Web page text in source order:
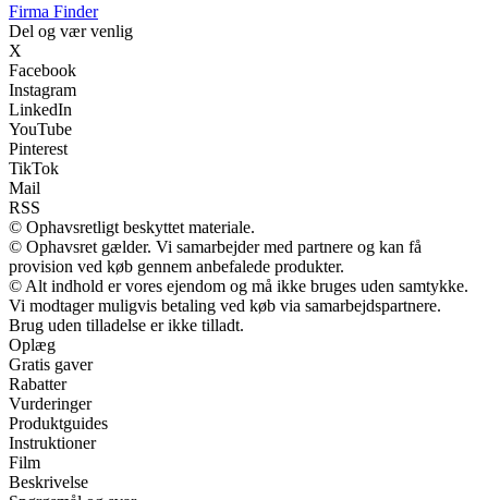
Firma Finder
Del og vær venlig
X
Facebook
Instagram
LinkedIn
YouTube
Pinterest
TikTok
Mail
RSS
© Ophavsretligt beskyttet materiale.
© Ophavsret gælder. Vi samarbejder med partnere og kan få
provision ved køb gennem anbefalede produkter.
© Alt indhold er vores ejendom og må ikke bruges uden samtykke.
Vi modtager muligvis betaling ved køb via samarbejdspartnere.
Brug uden tilladelse er ikke tilladt.
Oplæg
Gratis gaver
Rabatter
Vurderinger
Produktguides
Instruktioner
Film
Beskrivelse